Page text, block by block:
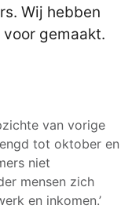
Wij hebben
gemaakt.
van vorige
tot oktober en
niet
mensen zich
en inkomen.’